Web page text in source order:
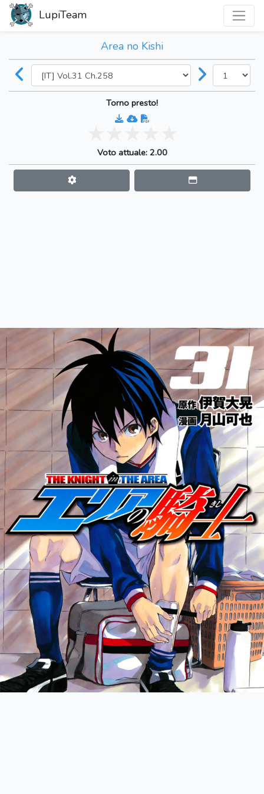
LupiTeam
Area no Kishi
Torno presto!
Voto attuale: 2.00